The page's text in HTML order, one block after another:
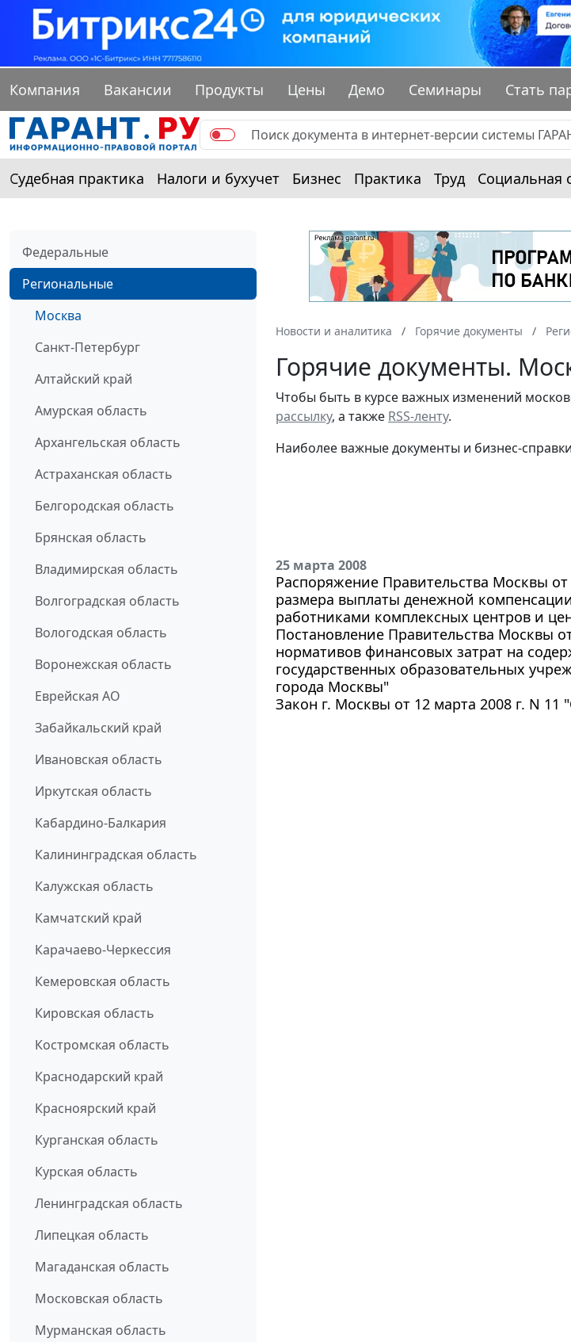
Компания Вакансии Продукты Цены Демо Семинары Стать
Судебная практика Налоги и бухучет Бизнес Практика Труд Социальная
Федеральные
Региональные
Москва
Санкт-Петербург
Алтайский край
Амурская область
Архангельская область
Астраханская область
Белгородская область
Брянская область
Владимирская область
Волгоградская область
Вологодская область
Воронежская область
Еврейская АО
Забайкальский край
Ивановская область
Иркутская область
Кабардино-Балкария
Калининградская область
Калужская область
Камчатский край
Карачаево-Черкессия
Кемеровская область
Кировская область
Костромская область
Краснодарский край
Красноярский край
Курганская область
Курская область
Ленинградская область
Липецкая область
Магаданская область
Московская область
Мурманская область
Новости и аналитика Горячие документы
Горячие документы.
Чтобы быть в курсе важных изменений
рассылку, а также RSS-ленту.
Наиболее важные документы и бизнес-
25 марта 2008
Распоряжение Правительства Москвы
размера выплаты денежной
работниками комплексных центров и
Постановление Правительства Москвы
нормативов финансовых затрат на
государственных образовательных
города Москвы"
Закон г. Москвы от 12 марта 2008 г. N